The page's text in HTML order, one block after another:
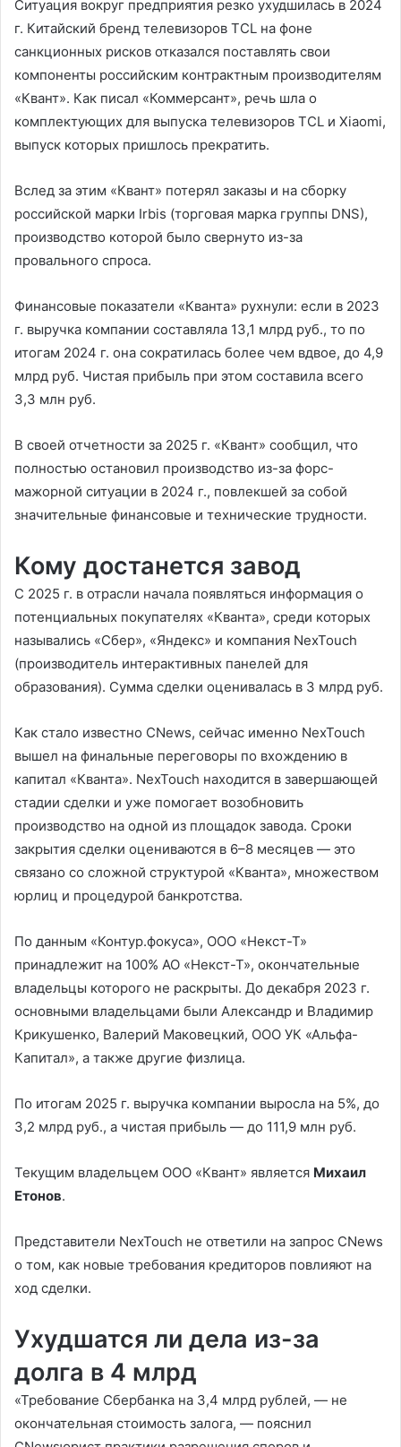
Ситуация вокруг предприятия резко ухудшилась в 2024
г. Китайский бренд телевизоров TCL на фоне
санкционных рисков отказался поставлять свои
компоненты российским контрактным производителям
«Квант». Как писал «Коммерсант», речь шла о
комплектующих для выпуска телевизоров TCL и Xiaomi,
выпуск которых пришлось прекратить.
Вслед за этим «Квант» потерял заказы и на сборку
российской марки Irbis (торговая марка группы DNS),
производство которой было свернуто из-за
провального спроса.
Финансовые показатели «Кванта» рухнули: если в 2023
г. выручка компании составляла 13,1 млрд руб., то по
итогам 2024 г. она сократилась более чем вдвое, до 4,9
млрд руб. Чистая прибыль при этом составила всего
3,3 млн руб.
В своей отчетности за 2025 г. «Квант» сообщил, что
полностью остановил производство из-за форс-
мажорной ситуации в 2024 г., повлекшей за собой
значительные финансовые и технические трудности.
Кому достанется завод
С 2025 г. в отрасли начала появляться информация о
потенциальных покупателях «Кванта», среди которых
назывались «Сбер», «Яндекс» и компания NexTouch
(производитель интерактивных панелей для
образования). Сумма сделки оценивалась в 3 млрд руб.
Как стало известно CNews, сейчас именно NexTouch
вышел на финальные переговоры по вхождению в
капитал «Кванта». NexTouch находится в завершающей
стадии сделки и уже помогает возобновить
производство на одной из площадок завода. Сроки
закрытия сделки оцениваются в 6–8 месяцев — это
связано со сложной структурой «Кванта», множеством
юрлиц и процедурой банкротства.
По данным «Контур.фокуса», ООО «Некст-Т»
принадлежит на 100% АО «Некст-Т», окончательные
владельцы которого не раскрыты. До декабря 2023 г.
основными владельцами были Александр и Владимир
Крикушенко, Валерий Маковецкий, ООО УК «Альфа-
Капитал», а также другие физлица.
По итогам 2025 г. выручка компании выросла на 5%, до
3,2 млрд руб., а чистая прибыль — до 111,9 млн руб.
Текущим владельцем ООО «Квант» является Михаил
Етонов.
Представители NexTouch не ответили на запрос CNews
о том, как новые требования кредиторов повлияют на
ход сделки.
Ухудшатся ли дела из-за
долга в 4 млрд
«Требование Сбербанка на 3,4 млрд рублей, — не
окончательная стоимость залога, — пояснил